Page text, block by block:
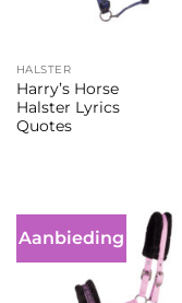
HALSTER
Harry’s Horse
Halster Lyrics
Quotes
Aanbieding